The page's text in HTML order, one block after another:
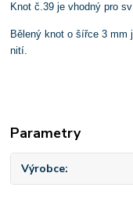
Knot č.39 je vhodný pro
Bělený knot o šířce 3 mm
nití.
Parametry
Výrobce